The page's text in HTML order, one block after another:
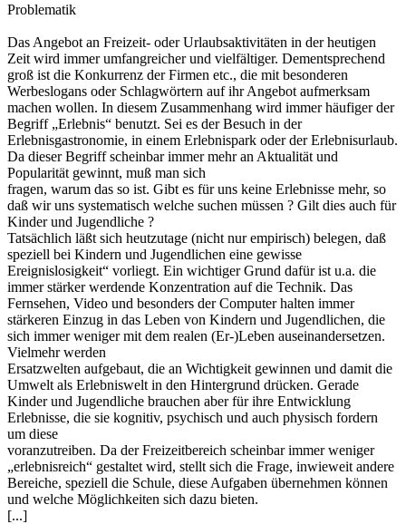
Problematik
Das Angebot an Freizeit- oder Urlaubsaktivitäten in der heutigen
Zeit wird immer umfangreicher und vielfältiger. Dementsprechend
groß ist die Konkurrenz der Firmen etc., die mit besonderen
Werbeslogans oder Schlagwörtern auf ihr Angebot aufmerksam
machen wollen. In diesem Zusammenhang wird immer häufiger der
Begriff „Erlebnis“ benutzt. Sei es der Besuch in der
Erlebnisgastronomie, in einem Erlebnispark oder der Erlebnisurlaub.
Da dieser Begriff scheinbar immer mehr an Aktualität und
Popularität gewinnt, muß man sich
fragen, warum das so ist. Gibt es für uns keine Erlebnisse mehr, so
daß wir uns systematisch welche suchen müssen ? Gilt dies auch für
Kinder und Jugendliche ?
Tatsächlich läßt sich heutzutage (nicht nur empirisch) belegen, daß
speziell bei Kindern und Jugendlichen eine gewisse
Ereignislosigkeit“ vorliegt. Ein wichtiger Grund dafür ist u.a. die
immer stärker werdende Konzentration auf die Technik. Das
Fernsehen, Video und besonders der Computer halten immer
stärkeren Einzug in das Leben von Kindern und Jugendlichen, die
sich immer weniger mit dem realen (Er-)Leben auseinandersetzen.
Vielmehr werden
Ersatzwelten aufgebaut, die an Wichtigkeit gewinnen und damit die
Umwelt als Erlebniswelt in den Hintergrund drücken. Gerade
Kinder und Jugendliche brauchen aber für ihre Entwicklung
Erlebnisse, die sie kognitiv, psychisch und auch physisch fordern
um diese
voranzutreiben. Da der Freizeitbereich scheinbar immer weniger
„erlebnisreich“ gestaltet wird, stellt sich die Frage, inwieweit andere
Bereiche, speziell die Schule, diese Aufgaben übernehmen können
und welche Möglichkeiten sich dazu bieten.
[...]